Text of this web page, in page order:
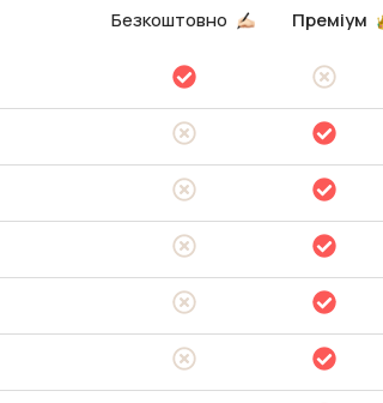
Безкоштовно Преміум